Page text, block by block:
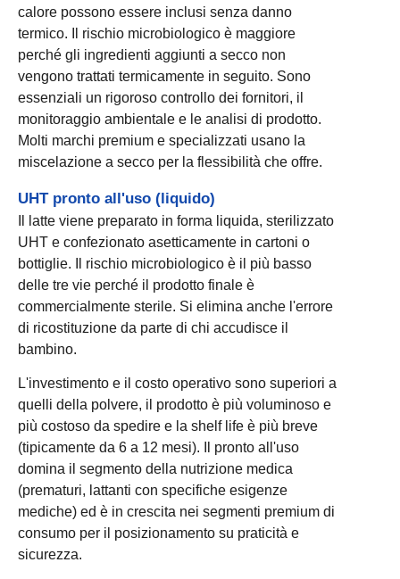
calore possono essere inclusi senza danno
termico. Il rischio microbiologico è maggiore
perché gli ingredienti aggiunti a secco non
vengono trattati termicamente in seguito. Sono
essenziali un rigoroso controllo dei fornitori, il
monitoraggio ambientale e le analisi di prodotto.
Molti marchi premium e specializzati usano la
miscelazione a secco per la flessibilità che offre.
UHT pronto all'uso (liquido)
Il latte viene preparato in forma liquida, sterilizzato
UHT e confezionato asetticamente in cartoni o
bottiglie. Il rischio microbiologico è il più basso
delle tre vie perché il prodotto finale è
commercialmente sterile. Si elimina anche l'errore
di ricostituzione da parte di chi accudisce il
bambino.
L'investimento e il costo operativo sono superiori a
quelli della polvere, il prodotto è più voluminoso e
più costoso da spedire e la shelf life è più breve
(tipicamente da 6 a 12 mesi). Il pronto all'uso
domina il segmento della nutrizione medica
(prematuri, lattanti con specifiche esigenze
mediche) ed è in crescita nei segmenti premium di
consumo per il posizionamento su praticità e
sicurezza.